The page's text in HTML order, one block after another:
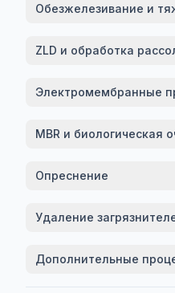
Обезжелезивание и
ZLD и обработка
Электромембранные
MBR и биологическая
Опреснение
Удаление
Дополнительные